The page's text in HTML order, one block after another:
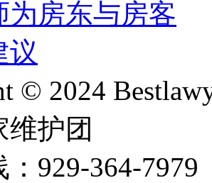
© 2024
护团
：929-364-